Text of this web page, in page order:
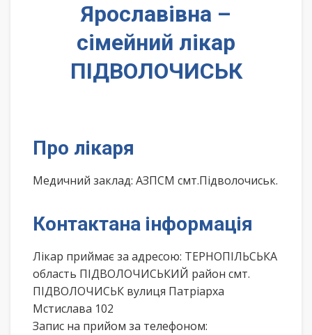
Ярославівна –
сімейний лікар
ПІДВОЛОЧИСЬК
Про лікаря
Медичний заклад: АЗПСМ смт.Підволочиськ.
Контактана інформація
Лікар приймає за адресою: ТЕРНОПІЛЬСЬКА
область ПІДВОЛОЧИСЬКИЙ район смт.
ПІДВОЛОЧИСЬК вулиця Патріарха
Мстислава 102
Запис на прийом за телефоном: